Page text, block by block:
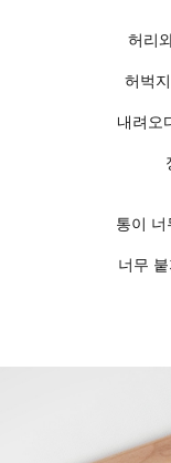
허리
허벅
내려오
통이
너무